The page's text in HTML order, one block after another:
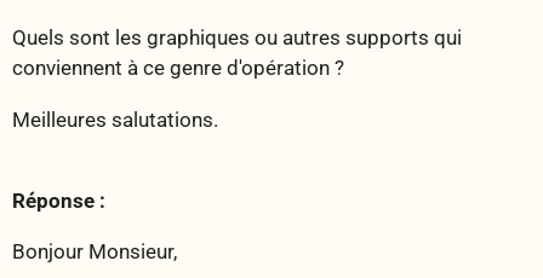
Quels sont les graphiques ou autres supports qui
conviennent à ce genre d'opération ?
Meilleures salutations.
Réponse :
Bonjour Monsieur,